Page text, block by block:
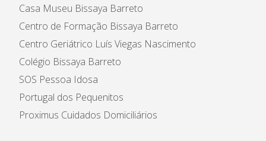
Casa Museu Bissaya Barreto
Centro de Formação Bissaya Barreto
Centro Geriátrico Luís Viegas Nascimento
Colégio Bissaya Barreto
SOS Pessoa Idosa
Portugal dos Pequenitos
Proximus Cuidados Domiciliários